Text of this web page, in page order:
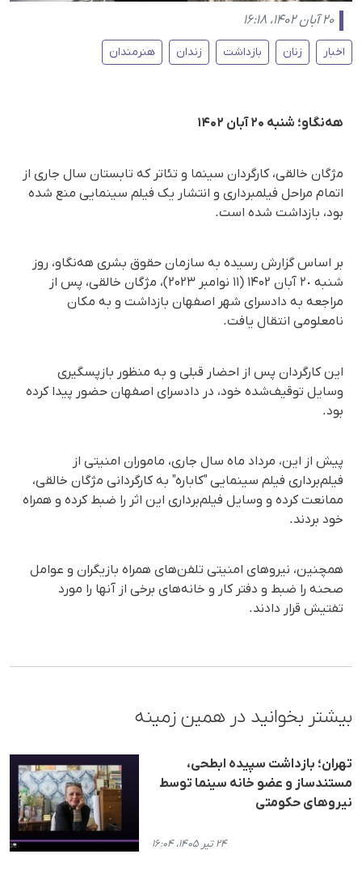
۲۰ آبان ۱۴۰۲، ۱۶:۱۸
اخبار زنان بازداشت زندان هنرمندان
هه‌نگاو؛ شنبه ۲۰ آبان ۱۴۰۲
مژگان خالقی، کارگردان سینما و تئاتر که تابستان سال جاری از
اتمام مراحل فیلمبرداری و انتشار یک فیلم سینمایی منع شده
بود، بازداشت شده است.
بر اساس گزارش رسیده به سازمان حقوق بشری هه‌نگاو، روز
شنبه ٢٠ آبان ۱۴۰۲ (١١ نوامبر ۲۰۲۳)، مژگان خالقی، پس از
مراجعه به دادسرای شهر اصفهان بازداشت و به مکان
نامعلومی انتقال یافت.
این کارگردان پس از احضار قبلی و به منظور بازپسگیری
وسایل توقیف‌شده خود، در دادسرای اصفهان حضور پیدا کرده
بود.
پیش از این، مرداد ماه سال جاری، ماموران امنیتی از
فیلم‌برداری فیلم سینمایی "کاباره" به کارگردانی مژگان خالقی،
ممانعت کرده و وسایل فیلم‌برداری این اثر را ضبط کرده و همراه
خود بردند.
همچنین، نیروهای امنیتی تلفن‌های همراه بازیگران و عوامل
صحنه را ضبط و دفتر کار و خانه‌های برخی از آنها را مورد
تفتیش قرار دادند.
بیشتر بخوانید در همین زمینه
تهران؛ بازداشت سپیده ابطحی،
مستندساز و عضو خانه سینما توسط
نیروهای حکومتی
۲۴ تیر ۱۴۰۵، ۱۶:۰۴